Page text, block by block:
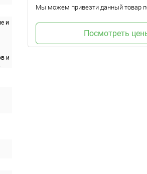
и
и
Мы можем привезти данный товар
Посмотреть